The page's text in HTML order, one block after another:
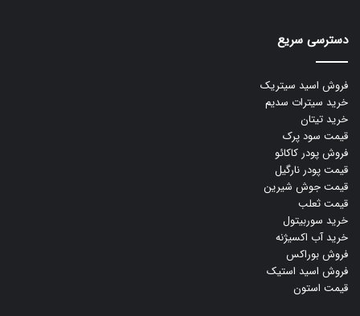
دسترسی سریع
فروش اسید سیتریک
خرید سیترات سدیم
خرید تیتان
قیمت سود پرک
فروش پودر کاکائو
قیمت پودر نارگیل
قیمت جوش شیرین
قیمت ثعلب
خرید سوربیتول
خرید آب اکسیژنه
فروش بوراکس
فروش اسید استیک
قیمت استون